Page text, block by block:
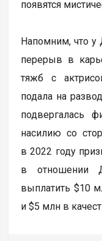
появятся
Напомним, что у
перерыв в
тяжб с
подала на
подвергалась
насилию со
в 2022 году
в отношении
выплатить $10
и $5 млн в